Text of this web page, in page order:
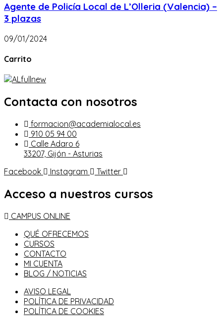
Agente de Policía Local de L’Olleria (Valencia) –
3 plazas
09/01/2024
Carrito
Contacta con nosotros
formacion@academialocal.es
910 05 94 00
Calle Adaro 6
33207, Gijón - Asturias
Facebook
Instagram Twitter
Acceso a nuestros cursos
CAMPUS ONLINE
QUÉ OFRECEMOS
CURSOS
CONTACTO
MI CUENTA
BLOG / NOTICIAS
AVISO LEGAL
POLÍTICA DE PRIVACIDAD
POLÍTICA DE COOKIES